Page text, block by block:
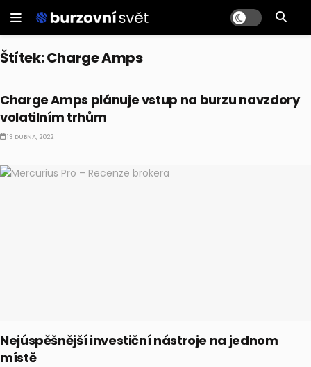
Štítek:Charge Amps
Charge Amps plánuje vstup na burzu navzdory
volatilním trhům
13 DUBNA, 2022
Nejúspěšnější investiční nástroje na jednom
místě